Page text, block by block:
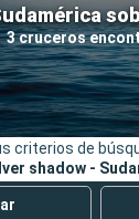
3 cruceros
criterios de
shadow -